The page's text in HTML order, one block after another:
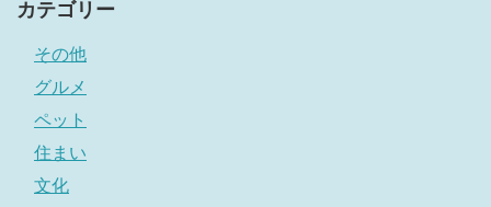
カテゴリー
その他
グルメ
ペット
住まい
文化